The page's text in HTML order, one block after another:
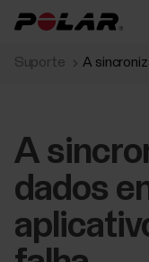
Suporte A
A
dados